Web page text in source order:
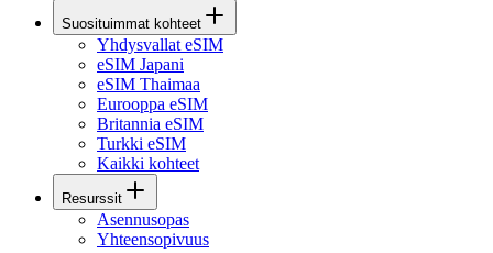
Suosituimmat kohteet
Yhdysvallat eSIM
eSIM Japani
eSIM Thaimaa
Eurooppa eSIM
Britannia eSIM
Turkki eSIM
Kaikki kohteet
Resurssit
Asennusopas
Yhteensopivuus